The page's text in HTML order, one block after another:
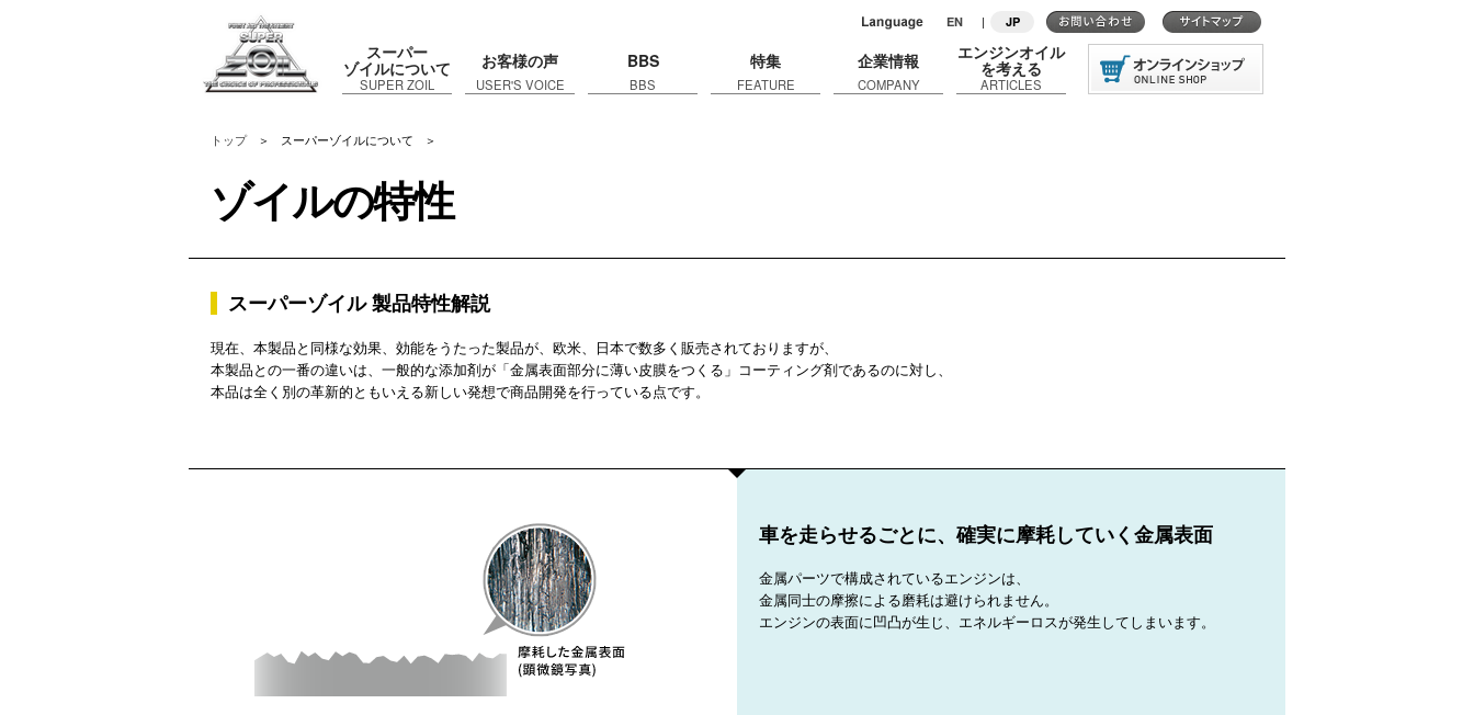
スーパー
ゾイルについて
SUPER ZOIL
お客様の声
USER'S VOICE
BBS
BBS
特集
FEATURE
企業情報
COMPANY
エンジンオイル
を考える
ARTICLES
EN | JP
トップ ＞ スーパーゾイルについて ＞
ゾイルの特性
スーパーゾイル 製品特性解説
現在、本製品と同様な効果、効能をうたった製品が、欧米、日本で数多く販売されておりますが、
本製品との一番の違いは、一般的な添加剤が「金属表面部分に薄い皮膜をつくる」コーティング剤であるのに対し、
本品は全く別の革新的ともいえる新しい発想で商品開発を行っている点です。
車を走らせるごとに、確実に摩耗していく金属表面
金属パーツで構成されているエンジンは、
金属同士の摩擦による磨耗は避けられません。
エンジンの表面に凹凸が生じ、エネルギーロスが発生してしまいます。